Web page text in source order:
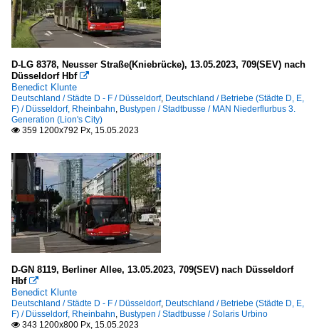
D-LG 8378, Neusser Straße(Kniebrücke), 13.05.2023, 709(SEV) nach
Düsseldorf Hbf 
Benedict Klunte
Deutschland / Städte D - F / Düsseldorf, Deutschland / Betriebe (Städte D, E,
F) / Düsseldorf, Rheinbahn, Bustypen / Stadtbusse / MAN Niederflurbus 3.
Generation (Lion's City)
 359 1200x792 Px, 15.05.2023
D-GN 8119, Berliner Allee, 13.05.2023, 709(SEV) nach Düsseldorf
Hbf 
Benedict Klunte
Deutschland / Städte D - F / Düsseldorf, Deutschland / Betriebe (Städte D, E,
F) / Düsseldorf, Rheinbahn, Bustypen / Stadtbusse / Solaris Urbino
 343 1200x800 Px, 15.05.2023